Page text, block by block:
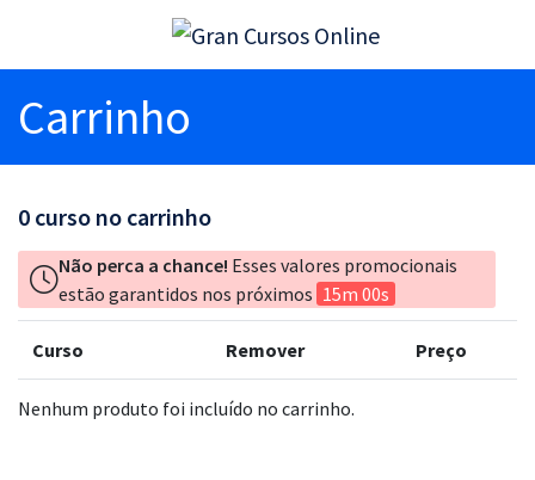
Carrinho
0 curso no carrinho
Não perca a chance! Esses valores promocionais
estão garantidos nos próximos 15m 00s
Curso Remover Preço
Nenhum produto foi incluído no carrinho.